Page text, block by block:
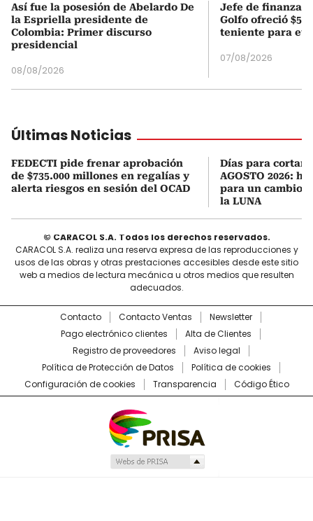
Así fue la posesión de Abelardo De
la Espriella presidente de
Colombia: Primer discurso
presidencial
08/08/2026
Jefe de finanzas
Golfo ofreció
teniente para
07/08/2026
Últimas Noticias
FEDECTI pide frenar aprobación
de $735.000 millones en regalías y
alerta riesgos en sesión del OCAD
Días para
AGOSTO 2026:
para un cambio
la LUNA
© CARACOL S.A. Todos los derechos reservados.
CARACOL S.A. realiza una reserva expresa de las reproducciones y
usos de las obras y otras prestaciones accesibles desde este sitio
web a medios de lectura mecánica u otros medios que resulten
adecuados.
Contacto Contacto Ventas
Newsletter
Pago electrónico clientes
Alta de Clientes
Registro de proveedores
Aviso legal
Política de Protección de Datos
Política de cookies
Configuración de cookies
Transparencia Código Ético